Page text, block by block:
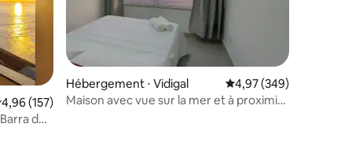
moyenne sur la base de 157 commentaires : 4,96 sur 5
4,96 (157)
Hébergement ⋅ Vidigal Évaluation moyenne
4,97 (349)
Maison avec vue sur la mer et à proximité